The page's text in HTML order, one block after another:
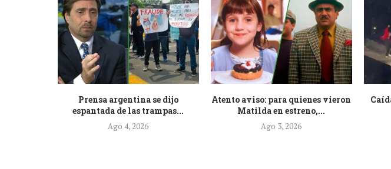
Prensa argentina se dijo
espantada de las trampas...
Ago 4, 2026
Atento aviso: para quienes vieron
Matilda en estreno,...
Ago 3, 2026